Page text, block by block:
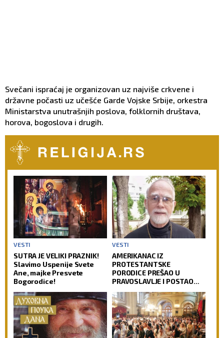
Svečani ispraćaj je organizovan uz najviše crkvene i
državne počasti uz učešće Garde Vojske Srbije, orkestra
Ministarstva unutrašnjih poslova, folklornih društava,
horova, bogoslova i drugih.
VESTI
SUTRA JE VELIKI PRAZNIK!
Slavimo Uspenije Svete
Ane, majke Presvete
Bogorodice!
VESTI
AMERIKANAC IZ
PROTESTANTSKE
PORODICE PREŠAO U
PRAVOSLAVLJE I POSTAO
najuglednijih teologa
današnjice govori o svom
putu preobraćenja